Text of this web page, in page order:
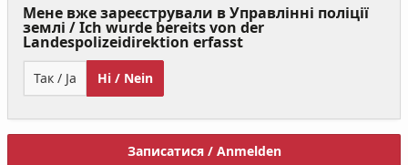
Мене вже зареєстрували в Управлінні поліції
землі / Ich wurde bereits von der
Landespolizeidirektion erfasst
Так / Ja Ні / Nein
Записатися / Anmelden